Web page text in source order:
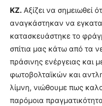
ΚΖ. Αξίζει να σημειωθεί
αναγκάστηκαν να
κατασκευάστηκε το
σπίτια μας κάτω από τα
πράσινης ενέργειας και
φωτοβολταϊκών και
λίμνη, νιώθουμε πως
παρόμοια